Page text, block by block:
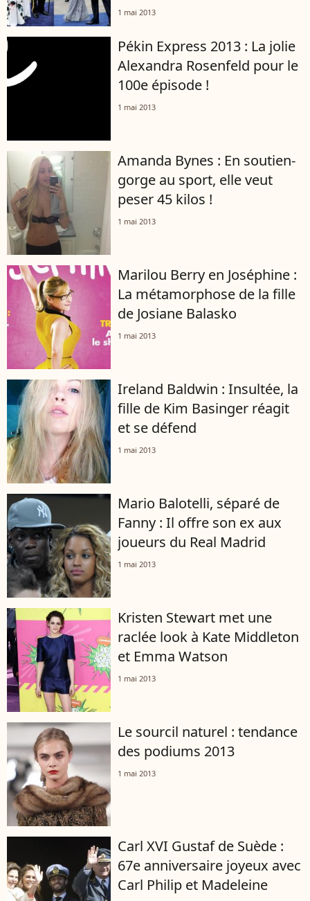
1 mai 2013
Pékin Express 2013 : La jolie
Alexandra Rosenfeld pour le
100e épisode !
1 mai 2013
Amanda Bynes : En soutien-
gorge au sport, elle veut
peser 45 kilos !
1 mai 2013
Marilou Berry en Joséphine :
La métamorphose de la fille
de Josiane Balasko
1 mai 2013
Ireland Baldwin : Insultée, la
fille de Kim Basinger réagit
et se défend
1 mai 2013
Mario Balotelli, séparé de
Fanny : Il offre son ex aux
joueurs du Real Madrid
1 mai 2013
Kristen Stewart met une
raclée look à Kate Middleton
et Emma Watson
1 mai 2013
Le sourcil naturel : tendance
des podiums 2013
1 mai 2013
Carl XVI Gustaf de Suède :
67e anniversaire joyeux avec
Carl Philip et Madeleine